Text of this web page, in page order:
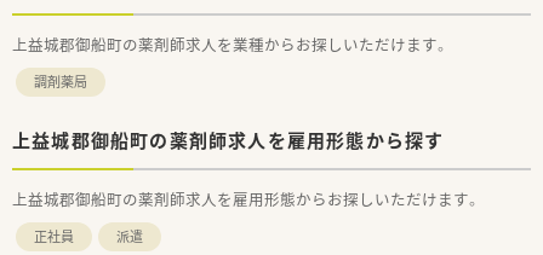
上益城郡御船町の薬剤師求人を業種からお探しいただけます。
調剤薬局
上益城郡御船町の薬剤師求人を雇用形態から探す
上益城郡御船町の薬剤師求人を雇用形態からお探しいただけます。
正社員 派遣